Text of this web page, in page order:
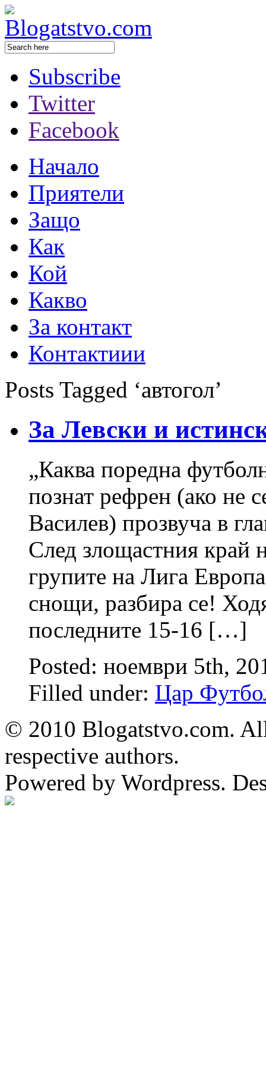
Subscribe
Twitter
Facebook
Начало
Приятели
Защо
Как
Кой
Какво
За контакт
Контактиии
Posts Tagged ‘автогол’
За Левски и
„Каква поредна
познат рефрен (ако не
Василев) прозвуча в
След злощастния край
групите на Лига
снощи, разбира се!
последните 15-16 […]
Posted: ноември 5th,
Filled under: Цар
© 2010 Blogatstvo.com.
respective authors.
Powered by Wordpress.